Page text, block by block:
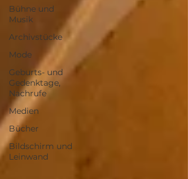
Bühne und
Musik
Archivstücke
Mode
Geburts- und
Gedenktage,
Nachrufe
Medien
Bücher
Bildschirm und
Leinwand